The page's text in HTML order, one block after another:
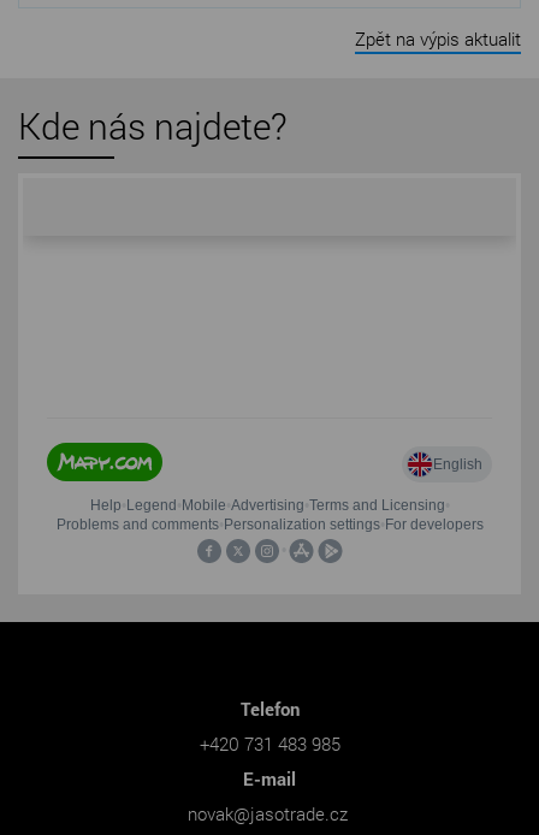
Zpět na výpis aktualit
Kde nás najdete?
Telefon
+420 731 483 985
E-mail
novak@jasotrade.cz